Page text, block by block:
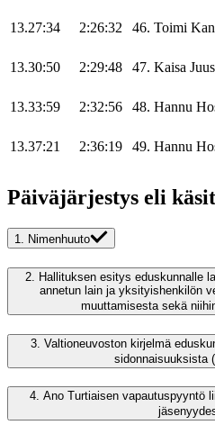
13.27:34 2:26:32 46. Toimi
13.30:50 2:29:48 47. Kaisa
13.33:59 2:32:56 48. Hannu
13.37:21 2:36:19 49. Hannu
Päiväjärjestys eli
1. Nimenhuuto
2. Hallituksen esitys eduskunnalle
annetun lain ja yksityishenkilön
muuttamisesta sekä
3. Valtioneuvoston kirjelmä
sidonnaisuuksista
4. Ano Turtiaisen vapautuspyyntö